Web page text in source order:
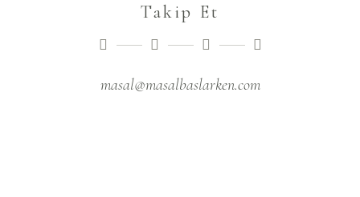
Takip Et
masal@masalbaslarken.com